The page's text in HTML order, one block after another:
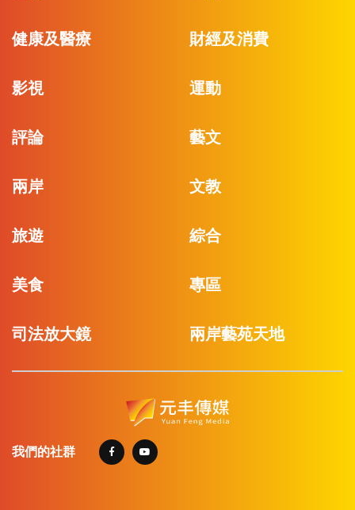
健康及醫療 財經及消費
影視 運動
評論 藝文
兩岸 文教
旅遊 綜合
美食 專區
司法放大鏡 兩岸藝苑天地
我們的社群